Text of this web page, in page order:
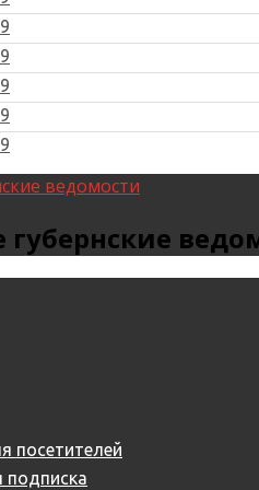
губернские
посетителей
подписка